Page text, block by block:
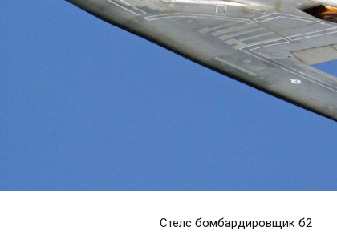
Стелс бомбардировщик б2